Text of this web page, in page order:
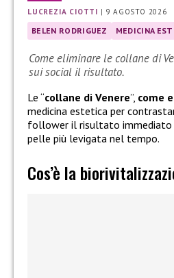
LUCREZIA CIOTTI | 9 AGOSTO 2026
BELEN RODRIGUEZ MEDICINA
Come eliminare le collane di
sui social il risultato.
Le “collane di Venere”, come
medicina estetica per
follower il risultato immediato
pelle più levigata nel tempo.
Cos’è la